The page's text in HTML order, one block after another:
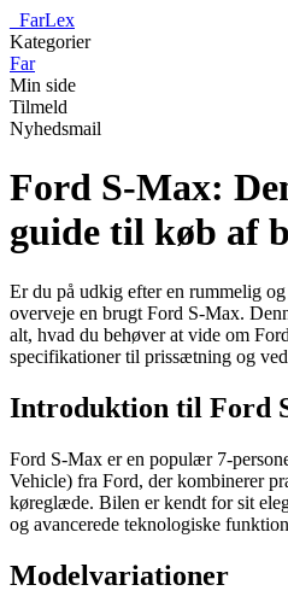
FarLex
Kategorier
Far
Min side
Tilmeld
Nyhedsmail
Ford S-Max:
guide til køb af
Er du på udkig efter en rummelig
overveje en brugt Ford S-Max.
alt, hvad du behøver at vide om
specifikationer til prissætning og
Introduktion til Ford
Ford S-Max er en populær 7-
Vehicle) fra Ford, der kombinerer
køreglæde. Bilen er kendt for sit
og avancerede teknologiske
Modelvariationer